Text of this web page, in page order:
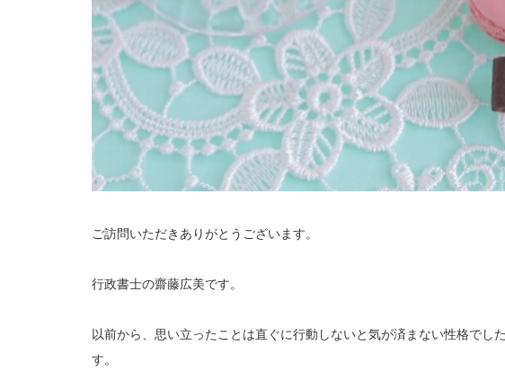
ご訪問いただきありがとうございます。
行政書士の齋藤広美です。
以前から、思い立ったことは直ぐに行動しないと気が済まない性格でし
す。